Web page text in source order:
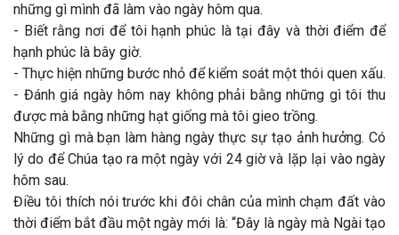
những gì mình đã làm vào ngày hôm qua.
- Biết rằng nơi để tôi hạnh phúc là tại đây và thời điểm để
hạnh phúc là bây giờ.
- Thực hiện những bước nhỏ để kiểm soát một thói quen xấu.
- Đánh giá ngày hôm nay không phải bằng những gì tôi thu
được mà bằng những hạt giống mà tôi gieo trồng.
Những gì mà bạn làm hàng ngày thực sự tạo ảnh hưởng. Có
lý do để Chúa tạo ra một ngày với 24 giờ và lặp lại vào ngày
hôm sau.
Điều tôi thích nói trước khi đôi chân của mình chạm đất vào
thời điểm bắt đầu một ngày mới là: “Đây là ngày mà Ngài tạo